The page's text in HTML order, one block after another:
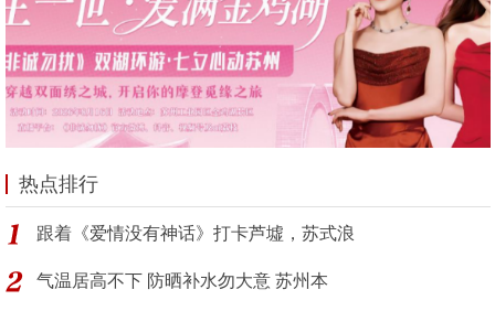
热点排行
跟着《爱情没有神话》打卡芦墟，苏式浪
气温居高不下 防晒补水勿大意 苏州本